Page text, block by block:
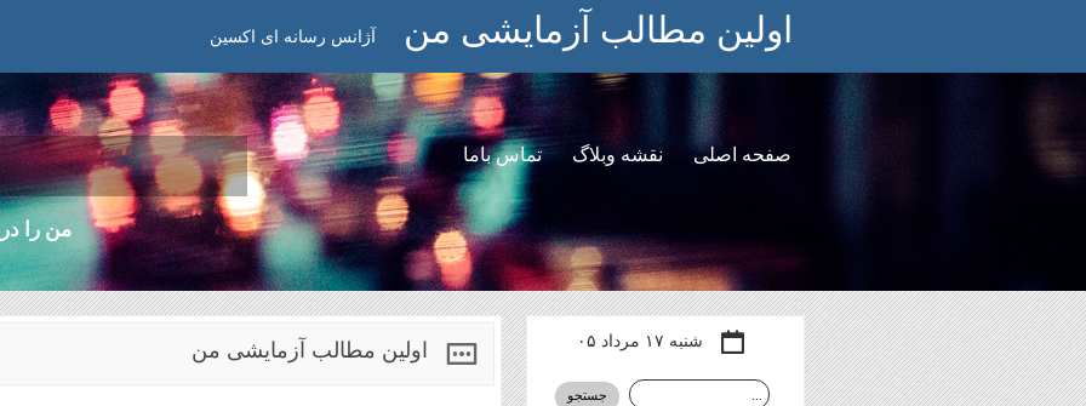
اولین مطالب آزمایشی من آژانس رسانه ای اکسین
صفحه اصلی نقشه وبلاگ تماس باما
من را
اولین مطالب آزمایشی من شنبه ۱۷ مرداد ۰۵